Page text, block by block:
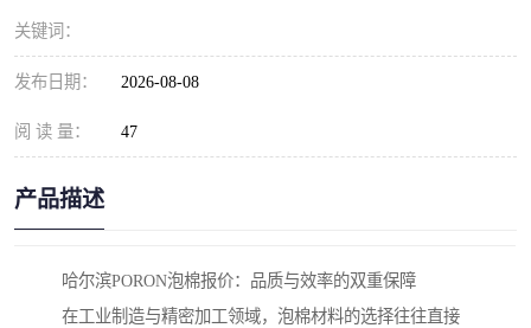
关键词：
发布日期： 2026-08-08
阅 读 量： 47
产品描述
哈尔滨PORON泡棉报价：品质与效率的双重保障
在工业制造与精密加工领域，泡棉材料的选择往往直接